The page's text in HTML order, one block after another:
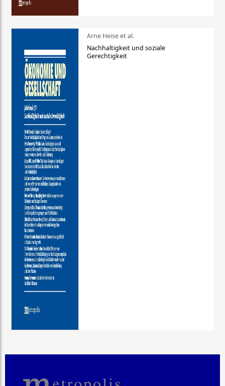
Arne Heise et al.
Nachhaltigkeit und soziale
Gerechtigkeit